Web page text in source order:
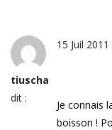
tiuscha
dit :
15 Juil
Je connais
boisson !